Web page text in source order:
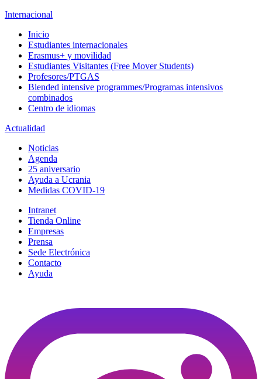
Internacional
Inicio
Estudiantes internacionales
Erasmus+ y movilidad
Estudiantes Visitantes (Free Mover Students)
Profesores/PTGAS
Blended intensive programmes/Programas intensivos
combinados
Centro de idiomas
Actualidad
Noticias
Agenda
25 aniversario
Ayuda a Ucrania
Medidas COVID-19
Intranet
Tienda Online
Empresas
Prensa
Sede Electrónica
Contacto
Ayuda